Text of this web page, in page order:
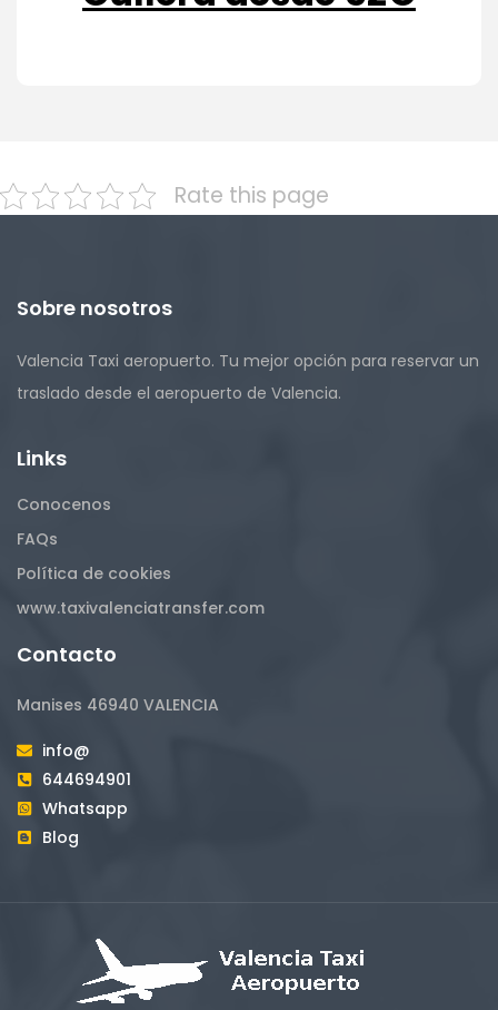
Rate this page
Sobre nosotros
Valencia Taxi aeropuerto. Tu mejor opción para reservar un
traslado desde el aeropuerto de Valencia.
Links
Conocenos
FAQs
Política de cookies
www.taxivalenciatransfer.com
Contacto
Manises 46940 VALENCIA
info@
644694901
Whatsapp
Blog